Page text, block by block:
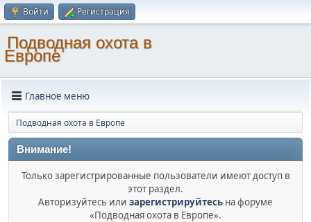
Войти Регистрация
Подводная охота в
Европе
Главное меню
Подводная охота в Европе
Внимание!
Только зарегистрированные пользователи имеют доступ в
этот раздел.
Авторизуйтесь или зарегистрируйтесь на форуме
«Подводная охота в Европе».